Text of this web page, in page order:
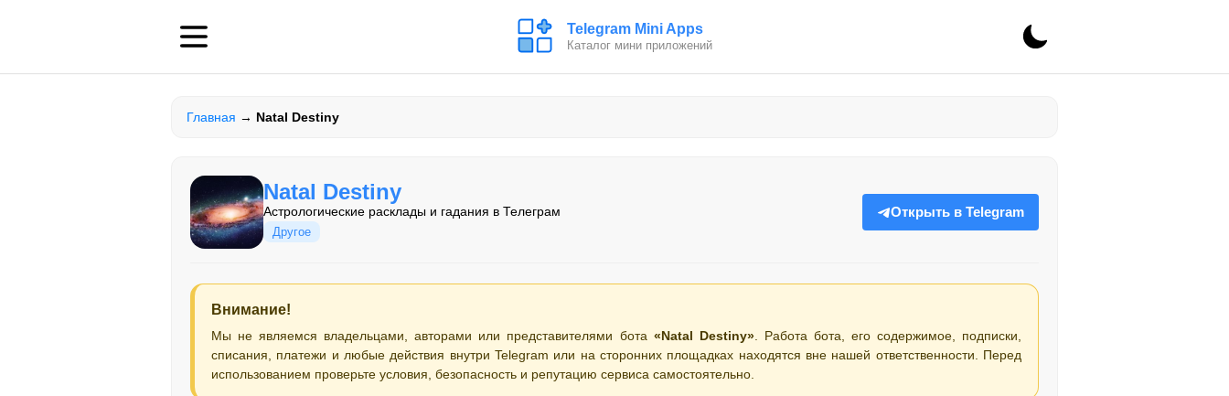
Telegram Mini Apps
Каталог мини приложений
Главная → Natal Destiny
Natal Destiny
Астрологические расклады и гадания в Телеграм
Другое
Открыть в Telegram
Внимание!
Мы не являемся владельцами, авторами или представителями бота «Natal Destiny». Работа бота, его содержимое, подписки,
списания, платежи и любые действия внутри Telegram или на сторонних площадках находятся вне нашей ответственности. Перед
использованием проверьте условия, безопасность и репутацию сервиса самостоятельно.